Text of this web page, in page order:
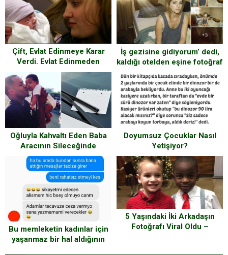
Çift, Evlat Edinmeye Karar
Verdi. Evlat Edinmeden
Hemen Önce Öğrendikleri
Şeye İnanamadılar!
İş gezisine gidiyorum’ dedi,
kaldığı otelden eşine fotoğraf
gönderdi… Eşi çok sevindi,
fotoğrafı inceledi şoke eden
ayrıntıyı fark etti
Oğluyla Kahvaltı Eden Baba
Aracının Sileceğinde
Bulduğu Nottan Çok Etkilendi
Doyumsuz Çocuklar Nasıl
Yetişiyor?
Bu memleketin kadınlar için
yaşanmaz bir hal aldığının
5 Yaşındaki İki Arkadaşın
Fotoğrafı Viral Oldu –